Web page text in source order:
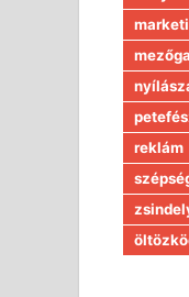
reklám